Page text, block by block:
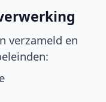
verzameld en